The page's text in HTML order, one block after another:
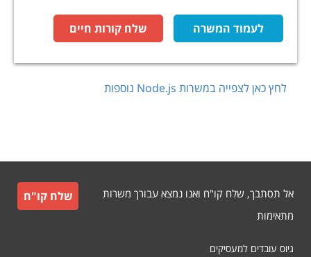
לעמוד המשרה שלח קורות חיים
לחץ כאן לצפייה במשרות Node.js נוספות
אל תסתבך, שלח קו"ח ואנו נמצא עבורך משרות
מתאימות
שלח קו"ח
גיוס עובדים למעסיקים